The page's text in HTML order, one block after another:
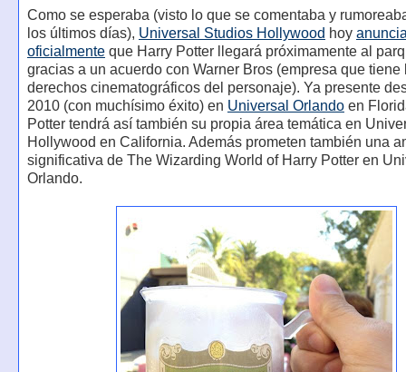
Como se esperaba (visto lo que se comentaba y
los últimos días), Universal Studios Hollywood hoy
oficialmenteque Harry Potter llegará próximamente al
gracias a un acuerdo con Warner Bros (empresa que tiene
derechos cinematográficos del personaje). Ya presente
2010 (con muchísimo éxito) en Universal Orlandoen
Potter tendrá así también su propia área temática en
Hollywood en California. Además prometen también una
significativa de The Wizarding World of Harry Potter en
Orlando.